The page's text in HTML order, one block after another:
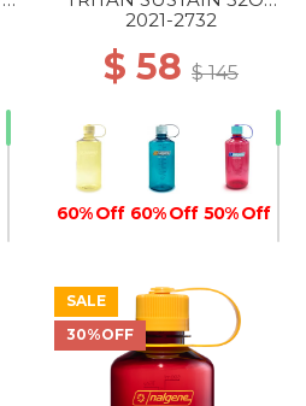
Butter
2021-2732
$ 58 $ 145
60% Off 60% Off 50% Off
50% Off 40% Off 30% Off
SALE
30%OFF